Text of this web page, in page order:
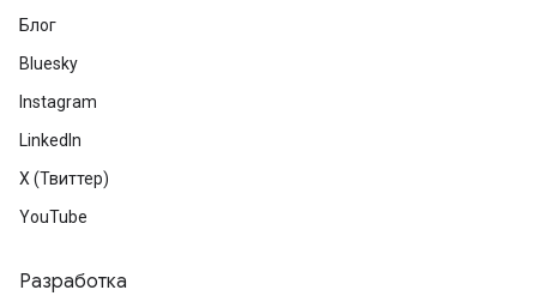
Блог
Bluesky
Instagram
LinkedIn
X (Твиттер)
YouTube
Разработка